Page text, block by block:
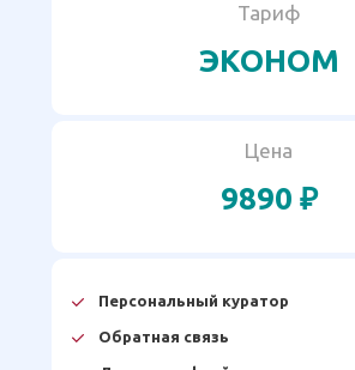
Тариф
ЭКОНОМ
Цена
9890 ₽
Персональный куратор
Обратная связь